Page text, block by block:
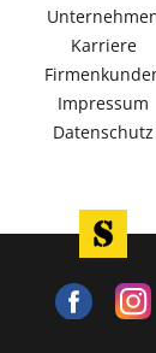
Karriere
Impressum
Datenschutz